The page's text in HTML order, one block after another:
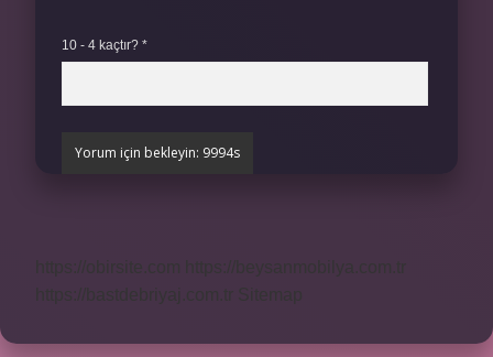
10 - 4 kaçtır? *